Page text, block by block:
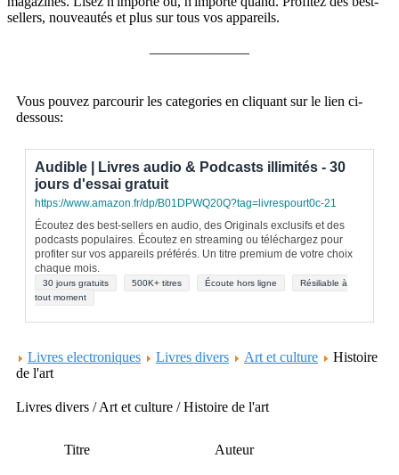
sellers, nouveautés et plus sur tous vos appareils.
Vous pouvez parcourir les categories en cliquant sur le lien ci-
dessous:
Audible | Livres audio & Podcasts illimités - 30
jours d'essai gratuit
https://www.amazon.fr/dp/B01DPWQ20Q?tag=livrespourt0c-21
Écoutez des best-sellers en audio, des Originals exclusifs et des
podcasts populaires. Écoutez en streaming ou téléchargez pour
profiter sur vos appareils préférés. Un titre premium de votre choix
chaque mois.
30 jours gratuits 500K+ titres Écoute hors ligne
Résiliable à
tout moment
Livres electroniques Livres divers Art et culture
Histoire
de l'art
Livres divers / Art et culture / Histoire de l'art
Titre Auteur